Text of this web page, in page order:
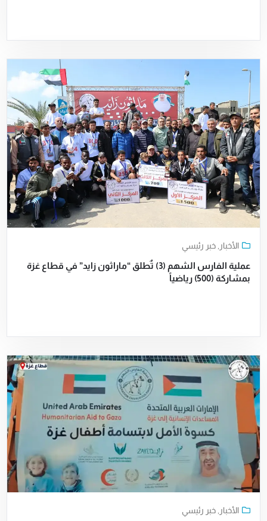
الأخبار ,خبر رئيسي
عملية الفارس الشهم (3) تٌطلق “ماراثون زايد” في قطاع غزة
بمشاركة (500) رياضياً
الأخبار ,خبر رئيسي